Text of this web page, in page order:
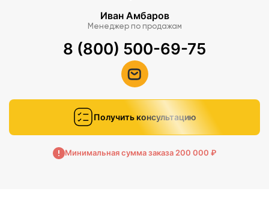
Иван Амбаров
Менеджер по продажам
8 (800) 500-69-75
Получить консультацию
Минимальная сумма заказа 200 000 ₽